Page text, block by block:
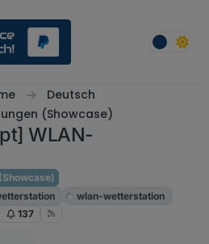
Deutsch
(Showcase)
WLAN-
wlan-wetterstation
137